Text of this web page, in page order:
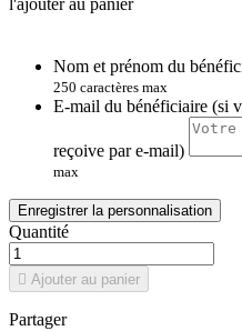
l'ajouter au panier
Nom et prénom du
250 caractères max
E-mail du bénéficiaire (si
reçoive par e-mail)
max
Enregistrer la personnalisation
Quantité
 Ajouter au panier
Partager